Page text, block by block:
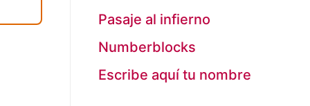
Pasaje al infierno
Numberblocks
Escribe aquí tu nombre